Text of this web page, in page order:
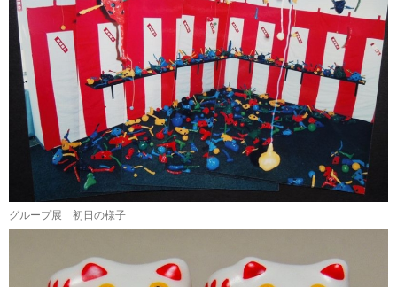
グループ展 初日の様子